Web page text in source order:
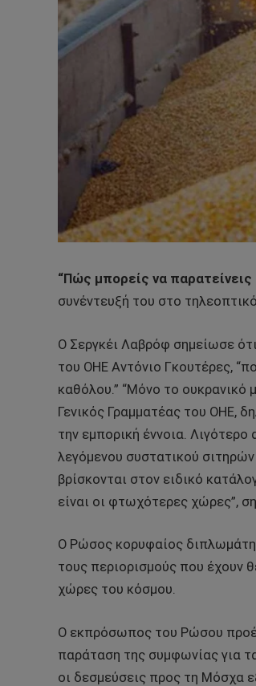
“Πώς μπορείς να παρατείνεις
συνέντευξή του στο
Ο Σεργκέι Λαβρόφ σημείωσε
του ΟΗΕ Αντόνιο Γκουτέρες,
καθόλου.” “Μόνο το ουκρανικό
Γενικός Γραμματέας του ΟΗΕ,
την εμπορική έννοια.
λεγόμενου συστατικού
βρίσκονται στον ειδικό
είναι οι φτωχότερες χώρες”,
Ο Ρώσος κορυφαίος
τους περιορισμούς που έχουν
χώρες του κόσμου.
Ο εκπρόσωπος του Ρώσου
παράταση της συμφωνίας για
οι δεσμεύσεις προς τη Μόσχα